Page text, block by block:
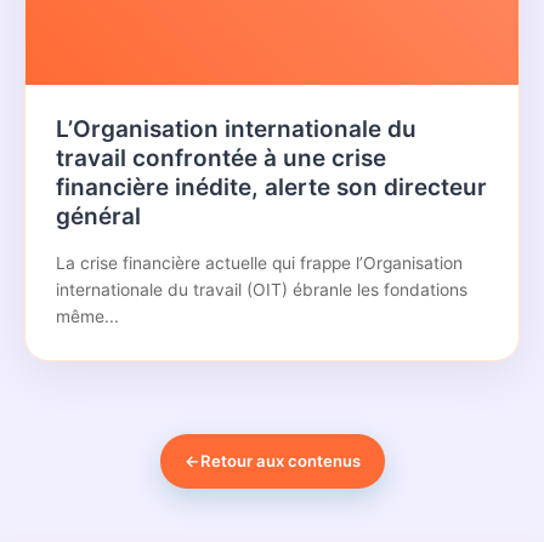
L’Organisation internationale du
travail confrontée à une crise
financière inédite, alerte son directeur
général
La crise financière actuelle qui frappe l’Organisation
internationale du travail (OIT) ébranle les fondations
même...
←Retour aux contenus